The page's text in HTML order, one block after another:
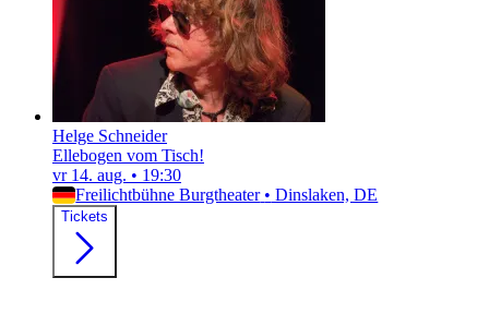
Helge Schneider
Ellebogen vom Tisch!
vr 14. aug. • 19:30
Freilichtbühne Burgtheater • Dinslaken, DE
Tickets